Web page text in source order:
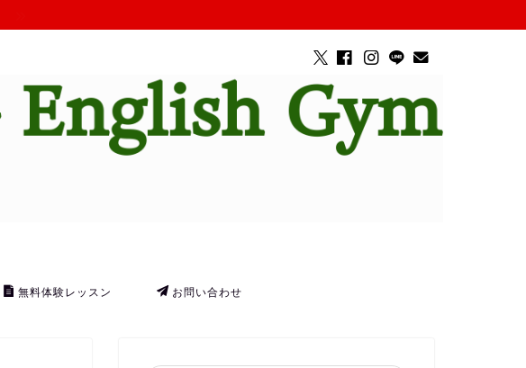
無料体験レッスン お問い合わせ